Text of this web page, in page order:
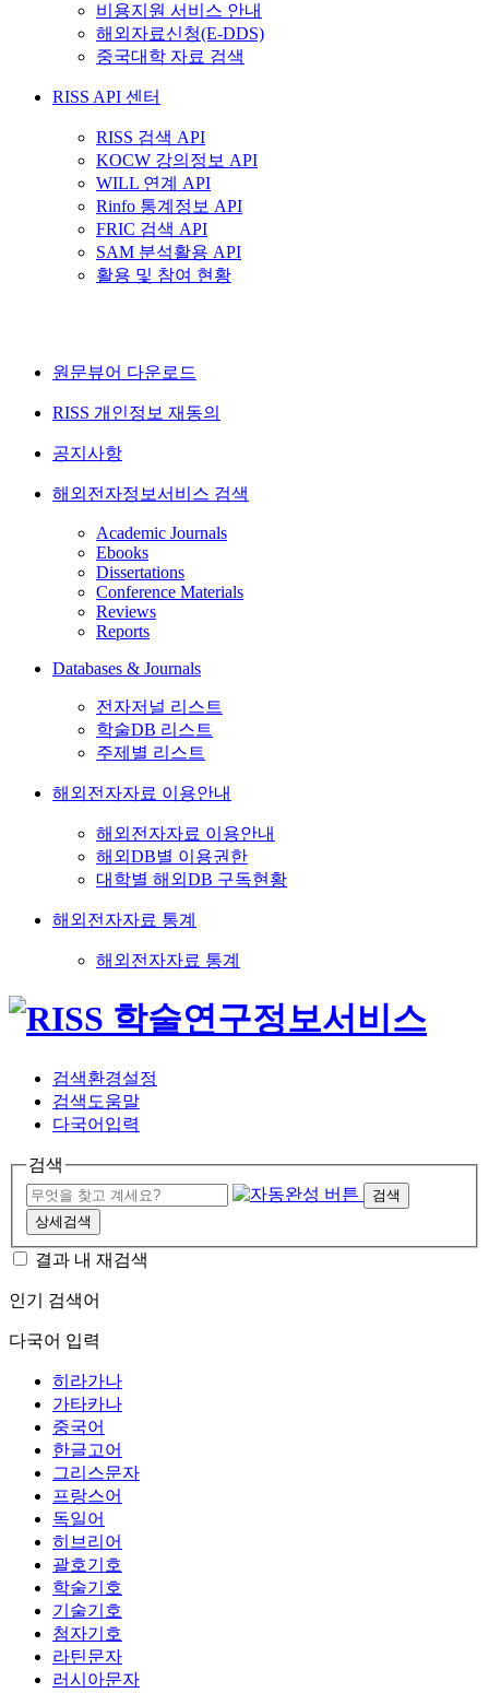
비용지원 서비스 안내
해외자료신청(E-DDS)
중국대학 자료 검색
RISS API 센터
RISS 검색 API
KOCW 강의정보 API
WILL 연계 API
Rinfo 통계정보 API
FRIC 검색 API
SAM 분석활용 API
활용 및 참여 현황
원문뷰어 다운로드
RISS 개인정보 재동의
공지사항
해외전자정보서비스 검색
Academic Journals
Ebooks
Dissertations
Conference Materials
Reviews
Reports
Databases & Journals
전자저널 리스트
학술DB 리스트
주제별 리스트
해외전자자료 이용안내
해외전자자료 이용안내
해외DB별 이용권한
대학별 해외DB 구독현황
해외전자자료 통계
해외전자자료 통계
검색환경설정
검색도움말
다국어입력
검색
검색
상세검색
결과 내 재검색
인기 검색어
다국어 입력
히라가나
가타카나
중국어
한글고어
그리스문자
프랑스어
독일어
히브리어
괄호기호
학술기호
기술기호
첨자기호
라틴문자
러시아문자